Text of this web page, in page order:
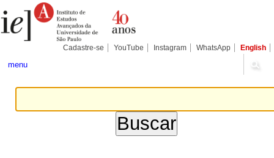
para
conteúdo.
Pessoais
Cadastre-se YouTube Instagram WhatsApp English
menu